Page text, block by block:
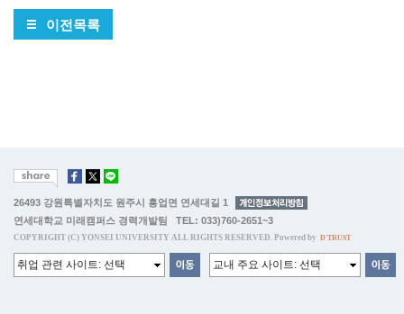
이전목록
26493 강원특별자치도 원주시 흥업면 연세대길 1
연세대학교 미래캠퍼스 경력개발팀 TEL: 033)760-2651~3
COPYRIGHT (C) YONSEI UNIVERSITY ALL RIGHTS RESERVED. Powered by D'TRUST